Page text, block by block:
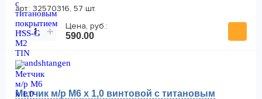
арт.: 32570316, 57 шт.
− +
Цена, руб.:
590.00
Метчик м/р М6 х 1,0 винтовой с титановым